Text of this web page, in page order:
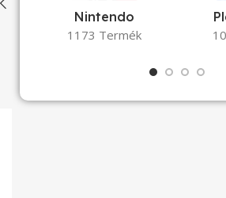
Nintendo
1173 Termék